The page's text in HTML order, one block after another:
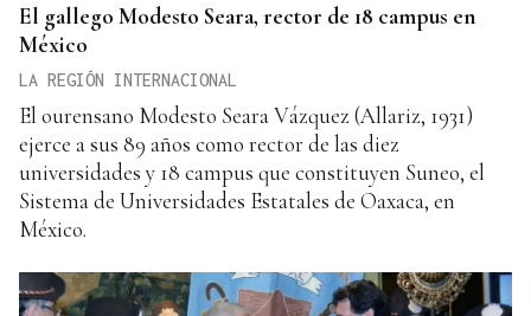
El gallego Modesto Seara, rector de 18 campus en
México
LA REGIÓN INTERNACIONAL
El ourensano Modesto Seara Vázquez (Allariz, 1931)
ejerce a sus 89 años como rector de las diez
universidades y 18 campus que constituyen Suneo, el
Sistema de Universidades Estatales de Oaxaca, en
México.